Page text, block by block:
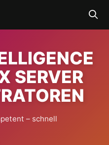
SERVER
– schnell